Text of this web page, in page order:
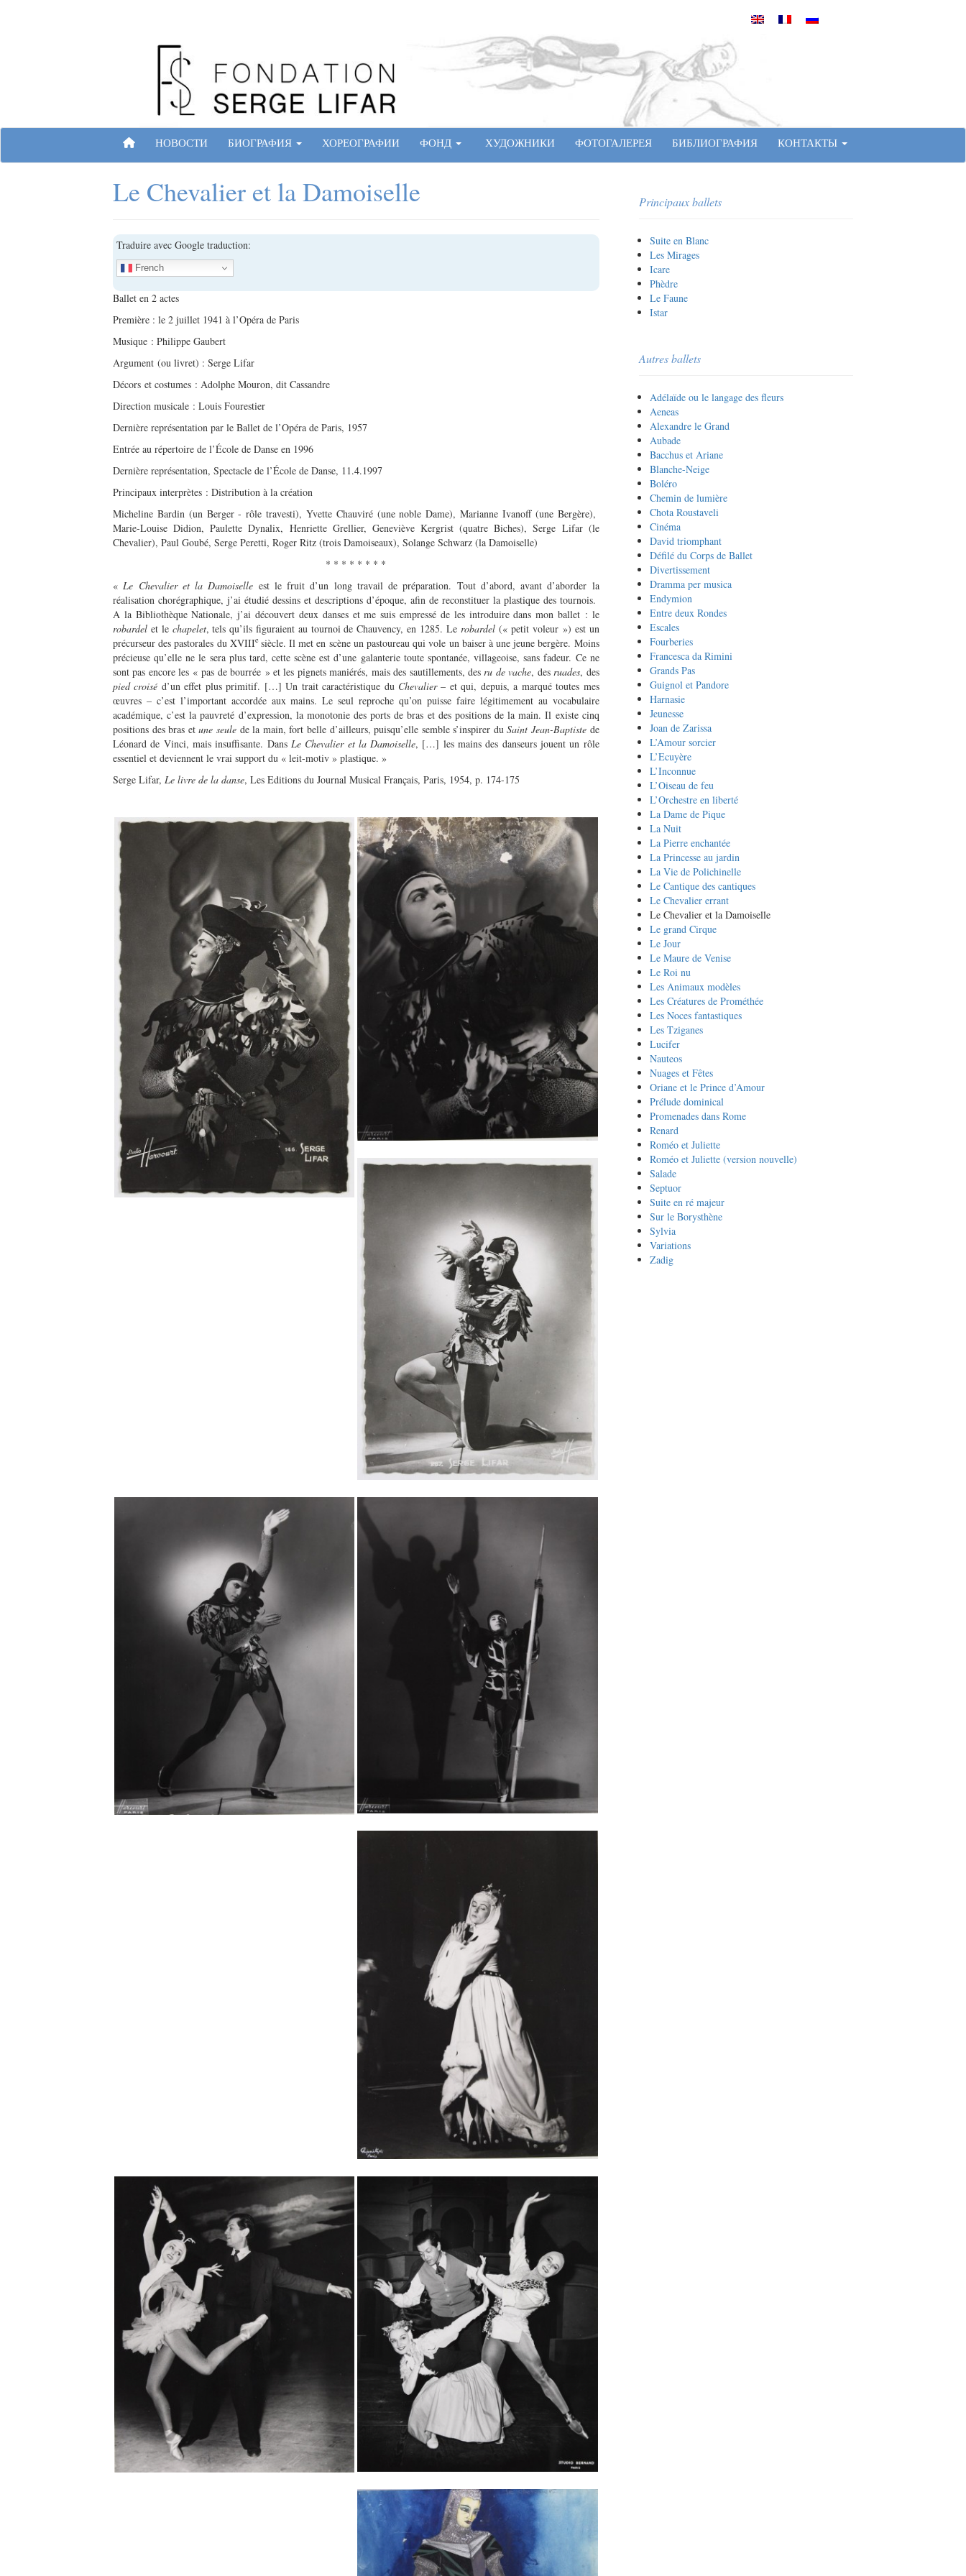
Site officiel de la Fondation Serge Lifar
ГЛАВНАЯ СТРАНИЦА
НОВОСТИ БИОГРАФИЯ ХОРЕОГРАФИИ ФОНД ХУДОЖНИКИ ФОТОГАЛЕРЕЯ БИБЛИОГРАФИЯ КОНТАКТЫ
Le Chevalier et la Damoiselle
Traduire avec Google traduction:
French
Ballet en 2 actes
Première : le 2 juillet 1941 à l’Opéra de Paris
Musique : Philippe Gaubert
Argument (ou livret) : Serge Lifar
Décors et costumes : Adolphe Mouron, dit Cassandre
Direction musicale : Louis Fourestier
Dernière représentation par le Ballet de l’Opéra de Paris, 1957
Entrée au répertoire de l’École de Danse en 1996
Dernière représentation, Spectacle de l’École de Danse, 11.4.1997
Principaux interprètes : Distribution à la création
Micheline Bardin (un Berger - rôle travesti), Yvette Chauviré (une noble Dame), Marianne Ivanoff (une Bergère),
Marie-Louise Didion, Paulette Dynalix, Henriette Grellier, Geneviève Kergrist (quatre Biches), Serge Lifar (le
Chevalier), Paul Goubé, Serge Peretti, Roger Ritz (trois Damoiseaux), Solange Schwarz (la Damoiselle)
* * * * * * * *
« Le Chevalier et la Damoiselle est le fruit d’un long travail de préparation. Tout d’abord, avant d’aborder la
réalisation chorégraphique, j’ai étudié dessins et descriptions d’époque, afin de reconstituer la plastique des tournois.
A la Bibliothèque Nationale, j’ai découvert deux danses et me suis empressé de les introduire dans mon ballet : le
robardel et le chapelet, tels qu’ils figuraient au tournoi de Chauvency, en 1285. Le robardel(« petit voleur ») est un
précurseur des pastorales du XVIIIe siècle. Il met en scène un pastoureau qui vole un baiser à une jeune bergère. Moins
précieuse qu’elle ne le sera plus tard, cette scène est d’une galanterie toute spontanée, villageoise, sans fadeur. Ce ne
sont pas encore les « pas de bourrée » et les pignets maniérés, mais des sautillements, des ru de vache, des ruades, des
pied croisé d’un effet plus primitif. […] Un trait caractéristique du Chevalier– et qui, depuis, a marqué toutes mes
œuvres – c’est l’important accordée aux mains. Le seul reproche qu’on puisse faire légitimement au vocabulaire
académique, c’est la pauvreté d’expression, la monotonie des ports de bras et des positions de la main. Il existe cinq
positions des bras etune seulede la main, fort belle d’ailleurs, puisqu’elle semble s’inspirer duSaint Jean-Baptiste de
Léonard de Vinci, mais insuffisante. Dans Le Chevalier et la Damoiselle, […] les mains des danseurs jouent un rôle
essentiel et deviennent le vrai support du « leit-motiv » plastique. »
Serge Lifar, Le livre de la danse, Les Editions du Journal Musical Français, Paris, 1954, p. 174-175
Principaux ballets
Suite en Blanc
Les Mirages
Icare
Phèdre
Le Faune
Istar
Autres ballets
Adélaïde ou le langage des fleurs
Aeneas
Alexandre le Grand
Aubade
Bacchus et Ariane
Blanche-Neige
Boléro
Chemin de lumière
Chota Roustaveli
Cinéma
David triomphant
Défilé du Corps de Ballet
Divertissement
Dramma per musica
Endymion
Entre deux Rondes
Escales
Fourberies
Francesca da Rimini
Grands Pas
Guignol et Pandore
Harnasie
Jeunesse
Joan de Zarissa
L’Amour sorcier
L’Ecuyère
L’Inconnue
L’Oiseau de feu
L’Orchestre en liberté
La Dame de Pique
La Nuit
La Pierre enchantée
La Princesse au jardin
La Vie de Polichinelle
Le Cantique des cantiques
Le Chevalier errant
Le Chevalier et la Damoiselle
Le grand Cirque
Le Jour
Le Maure de Venise
Le Roi nu
Les Animaux modèles
Les Créatures de Prométhée
Les Noces fantastiques
Les Tziganes
Lucifer
Nauteos
Nuages et Fêtes
Oriane et le Prince d’Amour
Prélude dominical
Promenades dans Rome
Renard
Roméo et Juliette
Roméo et Juliette (version nouvelle)
Salade
Septuor
Suite en ré majeur
Sur le Borysthène
Sylvia
Variations
Zadig